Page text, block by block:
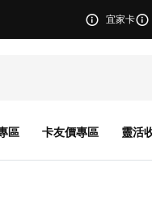
宜家卡
區 卡友價專區 靈活